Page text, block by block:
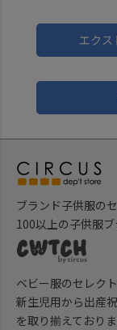
エクス
ブランド子供服の
100以上の子供服ブ
ベビー服のセレク
新生児用から出産
を取り揃えておりま